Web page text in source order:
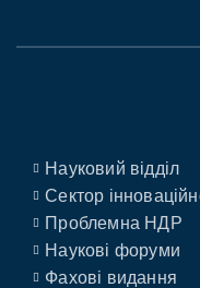
Науковий відділ
Сектор
Проблемна НДР
Наукові форуми
Фахові видання